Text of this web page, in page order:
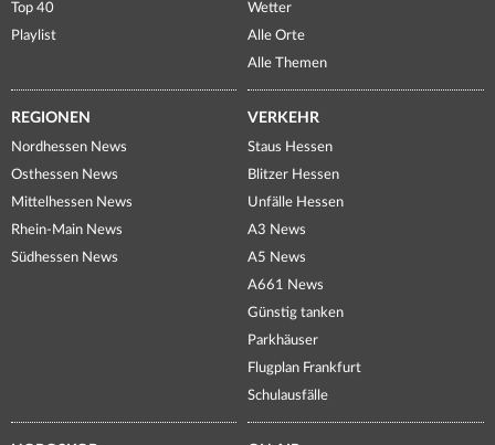
Top 40
Playlist
Wetter
Alle Orte
Alle Themen
REGIONEN
Nordhessen News
Osthessen News
Mittelhessen News
Rhein-Main News
Südhessen News
VERKEHR
Staus Hessen
Blitzer Hessen
Unfälle Hessen
A3 News
A5 News
A661 News
Günstig tanken
Parkhäuser
Flugplan Frankfurt
Schulausfälle